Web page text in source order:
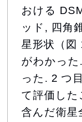
おける
ッド, 四角
星形状（図
がわかっ
った. 2 つ
て評価し
含んだ衛星